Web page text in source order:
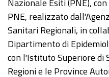
Nazionale Esiti (PNE),
PNE, realizzato
Sanitari Regionali, in
Dipartimento di
con l'Istituto Superiore di
Regioni e le Province